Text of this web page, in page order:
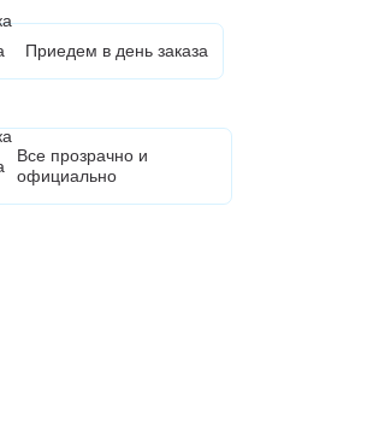
Приедем в день заказа
Все прозрачно и
официально